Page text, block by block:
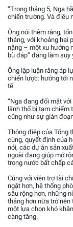
“Trong tháng 5, Nga
chiến trường. Và điều
Ông nói thêm rằng,
tháng, với khoảng hai
nặng – một xu hướng
bù đắp” đang làm
Ông lập luận rằng áp
chiến lược: hướng tới
tế.
“Nga đang đối mặt
lãnh thổ bị tạm chiếm
cũng như sự gián
Thông điệp của Tổng
cùng, quyết định của
nói, các dự án sản
ngoài đang giúp mở
trong nước bất chấp
Cùng với viện trợ tài
ngặt hơn, hệ thống
sâu rộng hơn, những
thẳng hơn nữa trở
một lựa chọn khó
càng tăng.